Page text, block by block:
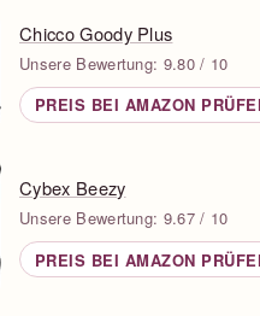
Chicco Goody Plus
Unsere Bewertung: 9.80 / 10
PREIS BEI AMAZON
Cybex Beezy
Unsere Bewertung: 9.67 / 10
PREIS BEI AMAZON